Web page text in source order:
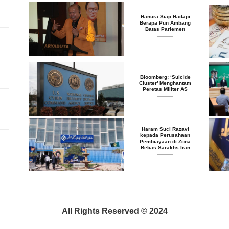
Hanura Siap Hadapi
Berapa Pun Ambang
Batas Parlemen
Bloomberg: ‘Suicide
Cluster’ Menghantam
Peretas Militer AS
Haram Suci Razavi
kepada Perusahaan
Pembiayaan di Zona
Bebas Sarakhs Iran
All Rights Reserved © 2024